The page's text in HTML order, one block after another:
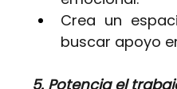
Crea un
buscar apoyo
5. Potencia el